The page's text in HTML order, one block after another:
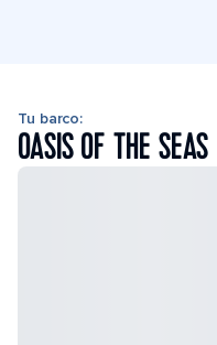
Tu barco:
OASIS OF THE SEAS